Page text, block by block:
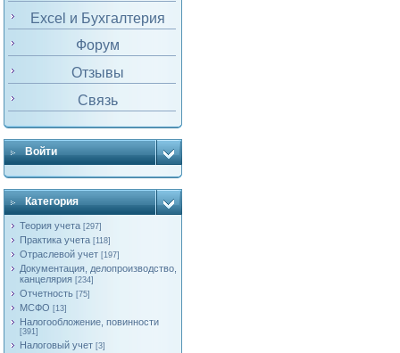
Excel и Бухгалтерия
Форум
Отзывы
Связь
Войти
Категория
Теория учета [297]
Практика учета [118]
Отраслевой учет [197]
Документация, делопроизводство,
канцелярия [234]
Отчетность [75]
МСФО [13]
Налогообложение, повинности
[391]
Налоговый учет [3]